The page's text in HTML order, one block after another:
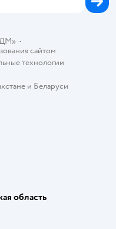
•
сайтом
технологии
и Беларуси
область